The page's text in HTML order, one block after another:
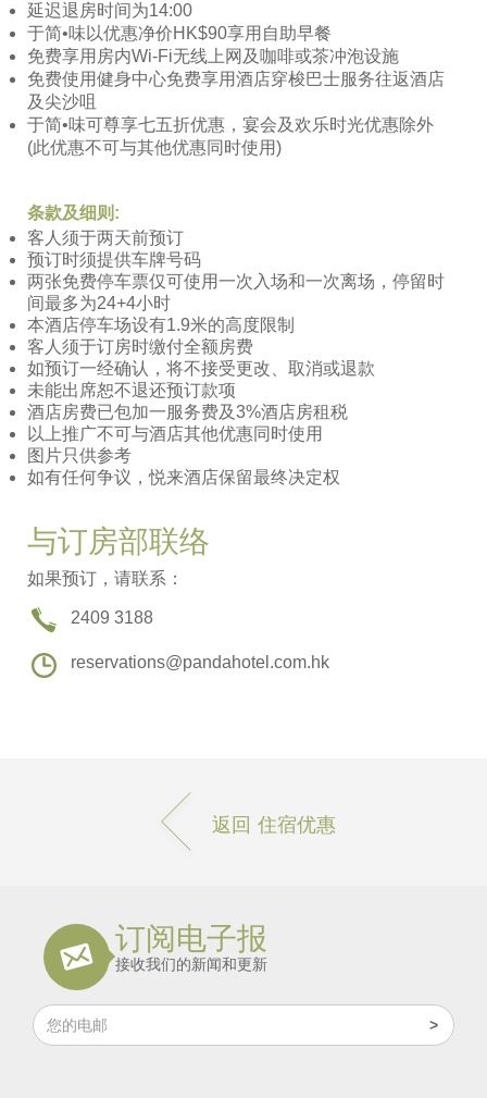
延迟退房时间为14:00
于简•味以优惠净价HK$90享用自助早餐
免费享用房内Wi-Fi无线上网及咖啡或茶冲泡设施
免费使用健身中心免费享用酒店穿梭巴士服务往返酒店
及尖沙咀
于简•味可尊享七五折优惠，宴会及欢乐时光优惠除外
(此优惠不可与其他优惠同时使用)
条款及细则:
客人须于两天前预订
预订时须提供车牌号码
两张免费停车票仅可使用一次入场和一次离场，停留时
间最多为24+4小时
本酒店停车场设有1.9米的高度限制
客人须于订房时缴付全额房费
如预订一经确认，将不接受更改、取消或退款
未能出席恕不退还预订款项
酒店房费已包加一服务费及3%酒店房租税
以上推广不可与酒店其他优惠同时使用
图片只供参考
如有任何争议，悦来酒店保留最终决定权
与订房部联络
如果预订，请联系：
2409 3188
reservations@pandahotel.com.hk
返回 住宿优惠
订阅电子报
接收我们的新闻和更新